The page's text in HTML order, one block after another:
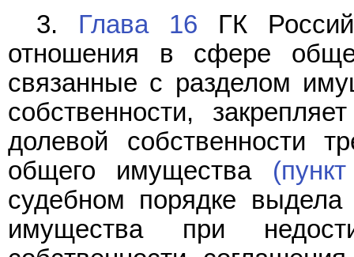
3. Глава 16 ГК
отношения в сфере
связанные с разделом
собственности,
долевой собственности
общего имущества
судебном порядке
имущества при